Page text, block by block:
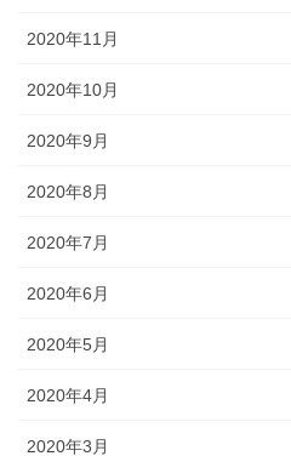
2020年11月
2020年10月
2020年9月
2020年8月
2020年7月
2020年6月
2020年5月
2020年4月
2020年3月